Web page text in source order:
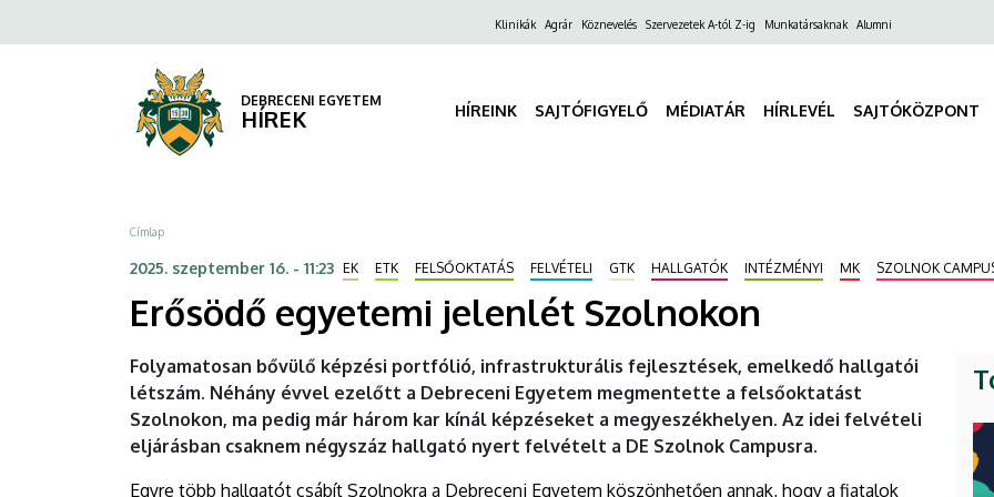
egyetemi
Szolnokon
DEBRECENI
EGYETEM
a
FelsőKlinikák Agrár Köznevelés Szervezetek A-tól Z-ig Munkatársaknak Alumni
DEBRECENI EGYETEM
HÍREK HÍREINK SAJTÓFIGYELŐ MÉDIATÁR HÍRLEVÉL SAJTÓKÖZPONT
Morzsa
Címlap
2025. szeptember 16. - 11:23 EK ETK FELSŐOKTATÁS FELVÉTELI GTK HALLGATÓK INTÉZMÉNYI MK SZOLNOK
Erősödő egyetemi jelenlét Szolnokon
Folyamatosan bővülő képzési portfólió, infrastrukturális fejlesztések, emelkedő hallgatói
létszám. Néhány évvel ezelőtt a Debreceni Egyetem megmentette a felsőoktatást
Szolnokon, ma pedig már három kar kínál képzéseket a megyeszékhelyen. Az idei felvételi
eljárásban csaknem négyszáz hallgató nyert felvételt a DE Szolnok Campusra.
Egyre több hallgatót csábít Szolnokra a Debreceni Egyetem köszönhetően annak, hogy a fiatalok